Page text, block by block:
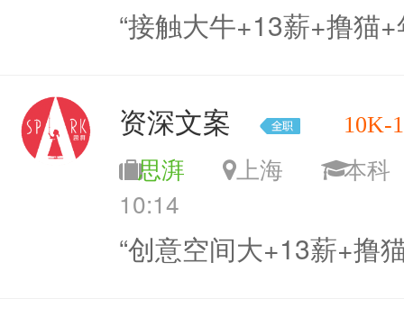
“接触大牛+13薪+撸猫+
资深文案 10K-
思湃 上海
本
10:14
“创意空间大+13薪+撸